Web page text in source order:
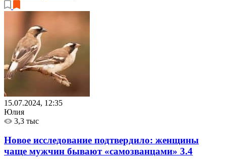
15.07.2024, 12:35
Юлия
3,3 тыс
Новое исследование подтвердило: женщины
чаще мужчин бывают «самозванцами» 3.4